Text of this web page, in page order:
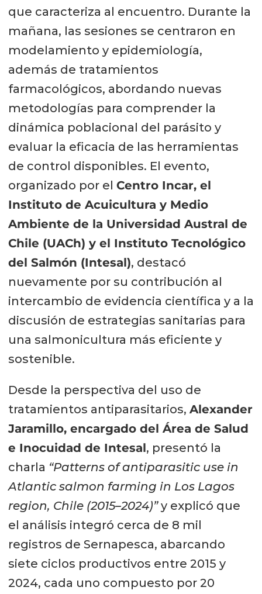
que caracteriza al encuentro. Durante la
mañana, las sesiones se centraron en
modelamiento y epidemiología,
además de tratamientos
farmacológicos, abordando nuevas
metodologías para comprender la
dinámica poblacional del parásito y
evaluar la eficacia de las herramientas
de control disponibles. El evento,
organizado por el Centro Incar, el
Instituto de Acuicultura y Medio
Ambiente de la Universidad Austral de
Chile (UACh) y el Instituto Tecnológico
del Salmón (Intesal), destacó
nuevamente por su contribución al
intercambio de evidencia científica y a la
discusión de estrategias sanitarias para
una salmonicultura más eficiente y
sostenible.
Desde la perspectiva del uso de
tratamientos antiparasitarios, Alexander
Jaramillo, encargado del Área de Salud
e Inocuidad de Intesal, presentó la
charla “Patterns of antiparasitic use in
Atlantic salmon farming in Los Lagos
region, Chile (2015–2024)”y explicó que
el análisis integró cerca de 8 mil
registros de Sernapesca, abarcando
siete ciclos productivos entre 2015 y
2024, cada uno compuesto por 20